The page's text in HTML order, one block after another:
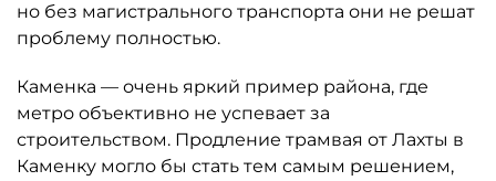
но без магистрального транспорта они не решат
проблему полностью.
Каменка — очень яркий пример района, где
метро объективно не успевает за
строительством. Продление трамвая от Лахты в
Каменку могло бы стать тем самым решением,